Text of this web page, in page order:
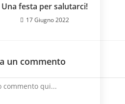
Una festa per salutarci!
17 Giugno 2022
un commento